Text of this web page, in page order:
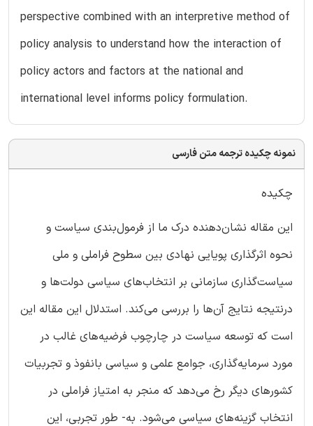
perspective combined with an interpretive method of
policy analysis to understand how the interaction of
policy actors and factors at the national and
international level informs policy formulation.
نمونه چکیده ترجمه متن فارسی
چکیده
این مقاله نشان‌دهنده درک ما از فرمول‌بندی سیاست و
نحوه اثرگذاری پویایی نهادی بین سطوح فراملی و ملی
سیاست‌گذاری سازمانی بر انتخاب‌های سیاسی دولت‌ها و
درنتیجه نتایج آن‌ها را بررسی می‌کند. استدلال این مقاله این
است که توسعه سیاست در چارچوب فرضیه‌های غالب در
مورد سرمایه‌گذاری، جوامع علمی و سیاسی بانفوذ و تجربیات
کشورهای دیگر رخ می‌دهد که منجر به امتیاز فراملی در
انتخاب گزینه‌های سیاسی می‌شود. به- طور تجربی، این